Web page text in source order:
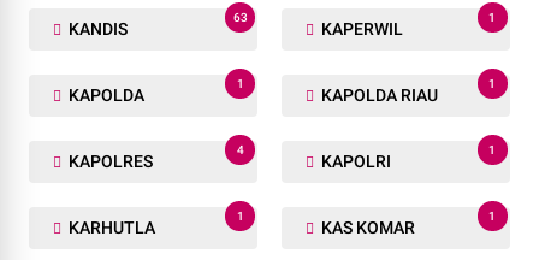
KANDIS
63
KAPERWIL
1
KAPOLDA
1
KAPOLDA RIAU
1
KAPOLRES
4
KAPOLRI
1
KARHUTLA
1
KAS KOMAR
1